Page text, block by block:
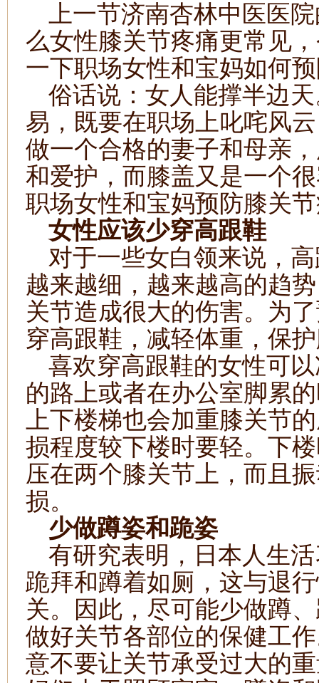
上一节济南杏林中医医
么女性膝关节疼痛更常见
一下职场女性和宝妈如何
俗话说：女人能撑半边
易，既要在职场上叱咤风
做一个合格的妻子和母亲
和爱护，而膝盖又是一个
职场女性和宝妈预防膝关
女性应该少穿高跟鞋
对于一些女白领来说，
越来越细，越来越高的趋
关节造成很大的伤害。为
穿高跟鞋，减轻体重，保
喜欢穿高跟鞋的女性可
的路上或者在办公室脚累
上下楼梯也会加重膝关节
损程度较下楼时要轻。下
压在两个膝关节上，而且
损。
少做蹲姿和跪姿
有研究表明，日本人生
跪拜和蹲着如厕，这与退
关。因此，尽可能少做蹲
做好关节各部位的保健工
意不要让关节承受过大的